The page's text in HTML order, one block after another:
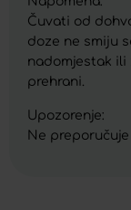
Čuvati od
doze ne smiju
nadomjestak ili
prehrani.
Upozorenje:
Ne